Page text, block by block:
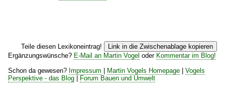
Teile diesen Lexikoneintrag!
Link in die Zwischenablage kopieren
Ergänzungswünsche? E-Mail an Martin Vogel oder Kommentar im Blog!
Schon da gewesen? Impressum Martin Vogels Homepage
Vogels
Perspektive - das Blog
Forum Bauen und Umwelt